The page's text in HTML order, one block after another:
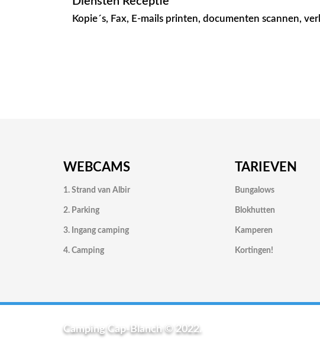
Kopie´s, Fax, E-mails printen, documenten scannen,
WEBCAMS
1. Strand van Albir
2. Parking
3. Ingang camping
4. Camping
TARIEVEN
Bungalows
Blokhutten
Kamperen
Kortingen!
Camping Cap-Blanch © 2022.